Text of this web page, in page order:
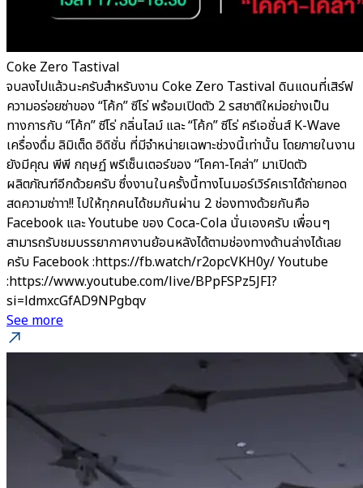
Coke Zero Tastival
จบลงไปแล้วนะครับสำหรับงาน Coke Zero Tastival ดินแดนที่เสิร์ฟ
ความอร่อยซ่าของ “โค้ก” ซีโร่ พร้อมเปิดตัว 2 รสชาติใหม่อย่างเป็น
ทางการกับ “โค้ก” ซีโร่ กลิ่นไลม์ และ “โค้ก” ซีโร่ ครีเอชั่นส์ K-Wave
เครื่องดื่ม ลิมิเต็ด อิดิชั่น ที่มีจำหน่ายเฉพาะช่วงนี้เท่านั้น โดยภายในงาน
ยังมีคุณ พีพี กฤษฏ์ พรีเซ็นเตอร์ของ “โคคา-โคล่า” มาเปิดตัว
ผลิตภัณฑ์อีกด้วยครับ ซึ่งงานในครั้งนี้ทางโนมอร์เวิร์คเราได้ถ่ายทอด
สดความซ่าาา!! ไปให้ทุกคนได้ชมกันผ่าน 2 ช่องทางด้วยกันคือ
Facebook และ Youtube ของ Coca-Cola นั่นเองครับ เพื่อนๆ
สามารถรับชมบรรยากาศงานย้อนหลังได้ตามช่องทางด้านล่างได้เลย
ครับ Facebook :https://fb.watch/r2opcVKH0y/ Youtube
:https://www.youtube.com/live/BPpFSPz5JFI?
si=ldmxcGfAD9NPgbqv
See more